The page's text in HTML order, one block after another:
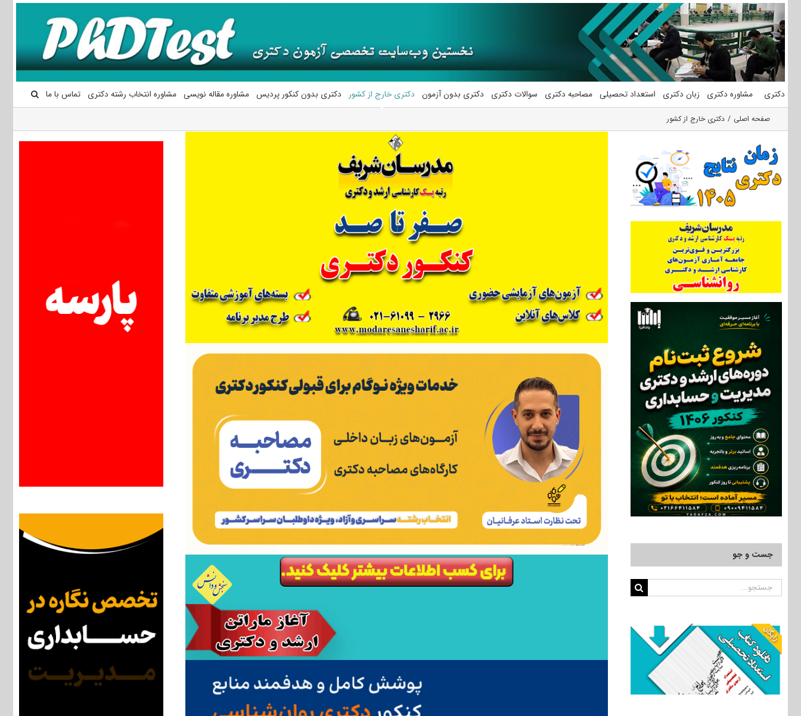
محتوا
دکتری مشاوره دکتری زبان دکتری استعداد تحصیلی مصاحبه دکتری سوالات دکتری دکتری بدون آزمون دکتری خارج از کشور دکتری بدون کنکور پردیس مشاوره مقاله نویسی مشاوره انتخاب رشته دکتری تماس با ما
صفحه اصلی دکتری خارج از کشور
جست و جو
جستجو